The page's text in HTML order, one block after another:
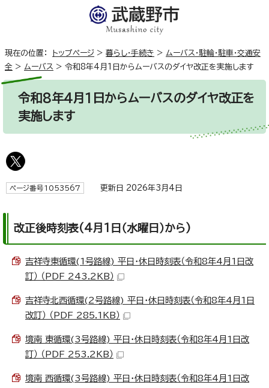
現在の位置： トップページ > 暮らし・手続き > ムーバス・駐輪・駐車・交通安
全 > ムーバス > 令和8年4月1日からムーバスのダイヤ改正を実施します
令和8年4月1日からムーバスのダイヤ改正を
実施します
ページ番号1053567 更新日 2026年3月4日
改正後時刻表(4月1日（水曜日）から)
吉祥寺東循環(1号路線) 平日・休日時刻表（令和8年4月1日改
訂） （PDF 243.2KB）
吉祥寺北西循環(2号路線) 平日・休日時刻表（令和8年4月1日
改訂） （PDF 285.1KB）
境南 東循環(3号路線) 平日・休日時刻表（令和8年4月1日改
訂） （PDF 253.2KB）
境南 西循環(3号路線) 平日・休日時刻表（令和8年4月1日改